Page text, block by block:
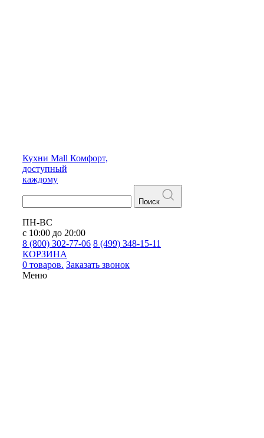
Кухни Mall Комфорт,
доступный
каждому
Поиск
ПН-ВС
с 10:00 до 20:00
8 (800) 302-77-06 8 (499) 348-15-11
КОРЗИНА
0 товаров. Заказать звонок
Меню